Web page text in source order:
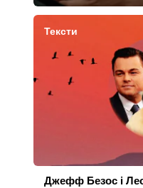
Тексти
Джефф Безос і